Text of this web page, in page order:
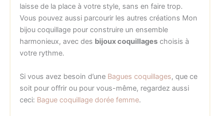
laisse de la place à votre style, sans en faire trop.
Vous pouvez aussi parcourir les autres créations Mon
bijou coquillage pour construire un ensemble
harmonieux, avec des bijoux coquillageschoisis à
votre rythme.
Si vous avez besoin d’une Bagues coquillages, que ce
soit pour offrir ou pour vous-même, regardez aussi
ceci: Bague coquillage dorée femme.